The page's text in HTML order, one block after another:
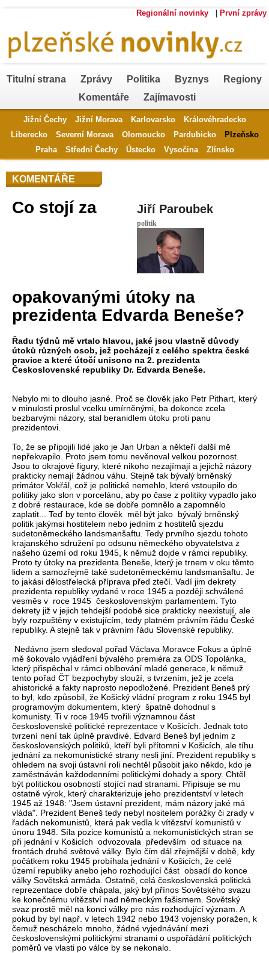
Regionální novinky První zprávy
Titulní strana Zprávy Politika Byznys
Regiony
Komentáře
Zajímavosti
Jižní Čechy Jižní Morava Karlovarsko
Královéhradecko
Liberecko
Severní Morava Olomoucko Pardubicko
Plzeňsko
Praha
Střední Čechy Ústecko Vysočina Zlínsko
KOMENTÁŘE
Jiří Paroubek
politik
Co stojí za
opakovanými útoky na
prezidenta Edvarda Beneše?
Řadu týdnů mě vrtalo hlavou, jaké jsou vlastně důvody
útoků různých osob, jež pocházejí z celého spektra české
pravice a které útočí unisono na 2. prezidenta
Československé republiky Dr. Edvarda Beneše.
Nebylo mi to dlouho jasné. Proč se člověk jako Petr Pithart, který
v minulosti proslul vcelku umírněnými, ba dokonce zcela
bezbarvými názory, stal beranidlem útoku proti panu
prezidentovi.
To, že se připojili lidé jako je Jan Urban a někteří další mě
nepřekvapilo. Proto jsem tomu nevěnoval velkou pozornost.
Jsou to okrajové figury, které nikoho nezajímají a jejichž názory
prakticky nemají žádnou váhu. Stejně tak bývalý brněnský
primátor Vokřál, což je politické nemehlo, které vstoupilo do
politiky jako slon v porcelánu, aby po čase z politiky vypadlo jako
z dobré restaurace, kde se dobře pomnělo a zapomnělo
zaplatit... Teď by tento člověk měl být jako bývalý brněnský
politik jakýmsi hostitelem nebo jedním z hostitelů sjezdu
sudetoněmeckého landsmanšaftu. Tedy prvního sjezdu tohoto
krajanského sdružení po odsunu německého obyvatelstva z
našeho území od roku 1945, k němuž dojde v rámci republiky.
Proto ty útoky na prezidenta Beneše, který je trnem v oku těmto
lidem a samozřejmě také sudetoněmeckému landsmanšaftu. Je
to jakási dělostřelecká příprava před ztečí. Vadí jim dekrety
prezidenta republiky vydané v roce 1945 a později schválené
vesměs v roce 1945 československým parlamentem. Tyto
dekrety již v jejich tehdejší podobě sice prakticky neexistují, ale
byly rozpuštěny v existujícím, tedy platném právním řádu České
republiky. A stejně tak v právním řádu Slovenské republiky.
Nedávno jsem sledoval pořad Václava Moravce Fokus a úplně
mě šokovalo vyjádření bývalého premiéra za ODS Topolánka,
který přispěchal v rámci oblbování mladé generace, k němuž
tento pořad ČT bezpochyby slouží, s tvrzením, jež je zcela
ahistorické a fakty naprosto nepodložené. Prezident Beneš prý
to byl, kdo způsobil, že Košický vládní program z roku 1945 byl
programovým dokumentem, který špatně dohodnul s
komunisty. Ti v roce 1945 tvořili významnou část
československé politické reprezentace v Košicích. Jednak toto
tvrzení není tak úplně pravdivé. Edvard Beneš byl jedním z
československých politiků, kteří byli přítomni v Košicích, ale tíhu
jednání za nekomunistické strany nesli jiní. Prezident republiky s
ohledem na svoji ústavní roli nechtěl působit jako někdo, kdo je
zaměstnáván každodenními politickými dohady a spory. Chtěl
být politickou osobností stojící nad stranami. Připisuje se mu
ostatně výrok, který charakterizuje jeho prezidentství v letech
1945 až 1948: "Jsem ústavní prezident, mám názory jaké má
vláda". Prezident Beneš tedy nebyl nositelem porážky či zrady v
řadách nekomunistů, která pak vedla k vítězství komunistů v
únoru 1948. Síla pozice komunistů a nekomunistických stran se
při jednání v Košicích odvozovala především od situace na
frontách druhé světové války. Bylo čím dál zřejmější v době, kdy
počátkem roku 1945 probíhala jednání v Košicích, že celé
území republiky anebo jeho rozhodující část obsadí do konce
války Sovětská armáda. Ostatně, celá československá politická
reprezentace dobře chápala, jaký byl přínos Sovětského svazu
ke konečnému vítězství nad německým fašismem. Sovětský
svaz prostě měl na konci války pro nás rozhodující význam. A
pokud by byl např. v letech 1942 nebo 1943 vojensky poražen, k
čemuž nescházelo mnoho, žádné vyjednávání mezi
československými politickými stranami o uspořádání politických
poměrů ve vlasti po válce by se nekonalo.